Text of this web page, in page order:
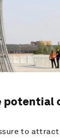
potential
to attract